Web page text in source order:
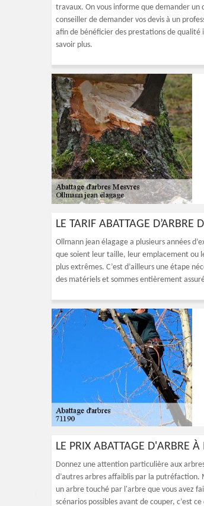
travaux. On vous informe que demander un
conseiller de demander vos devis à un
afin de bénéficier des prestations de
savoir plus.
LE TARIF ABATTAGE
Ollmann jean élagage a plusieurs années
que soient leur taille, leur emplacement ou
plus extrêmes. C’est d’ailleurs une étape
des matériels et sommes entièrement
LE PRIX ABATTAGE D'ARBRE À
Donnez une attention particulière aux
d’autres arbres affaiblis par la putréfaction.
un arbre touché par l'arbre que vous avez
scénarios possibles avant de couper, c’est